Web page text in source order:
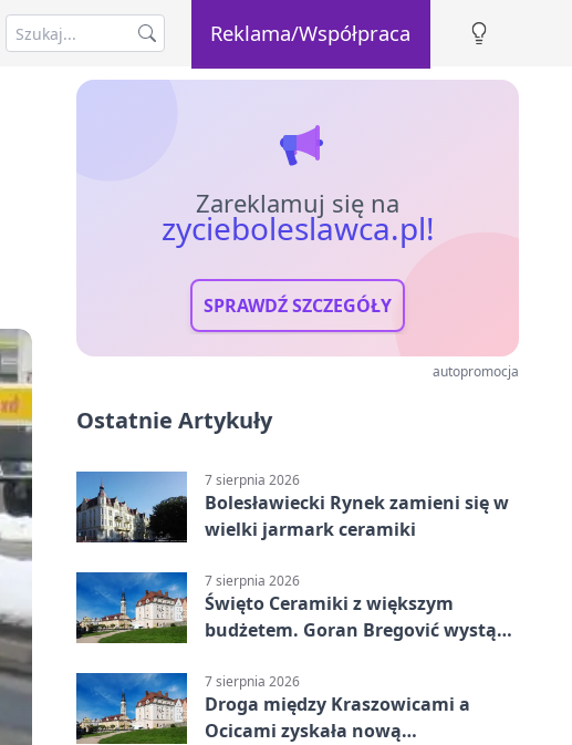
Reklama/Współpraca
Zareklamuj się na
zycieboleslawca.pl!
SPRAWDŹ SZCZEGÓŁY
autopromocja
Ostatnie Artykuły
7 sierpnia 2026
Bolesławiecki Rynek zamieni się w
wielki jarmark ceramiki
7 sierpnia 2026
Święto Ceramiki z większym
budżetem. Goran Bregović wystąpi
7 sierpnia 2026
Droga między Kraszowicami a
Ocicami zyskała nową